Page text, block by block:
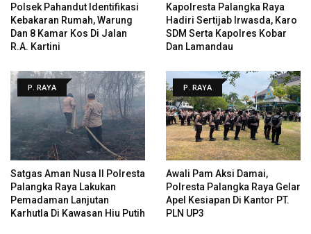
Polsek Pahandut Identifikasi
Kebakaran Rumah, Warung
Dan 8 Kamar Kos Di Jalan
R.A. Kartini
Kapolresta Palangka Raya
Hadiri Sertijab Irwasda, Karo
SDM Serta Kapolres Kobar
Dan Lamandau
P. RAYA
Satgas Aman Nusa II Polresta
Palangka Raya Lakukan
Pemadaman Lanjutan
Karhutla Di Kawasan Hiu Putih
P. RAYA
Awali Pam Aksi Damai,
Polresta Palangka Raya Gelar
Apel Kesiapan Di Kantor PT.
PLN UP3